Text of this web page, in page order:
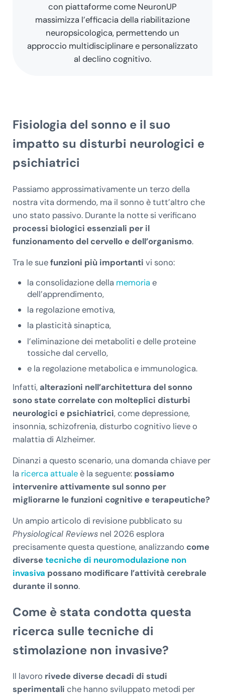
con piattaforme come NeuronUP
massimizza l’efficacia della riabilitazione
neuropsicologica, permettendo un
approccio multidisciplinare e personalizzato
al declino cognitivo.
Fisiologia del sonno e il suo
impatto su disturbi neurologici e
psichiatrici
Passiamo approssimativamente un terzo della
nostra vita dormendo, ma il sonno è tutt’altro che
uno stato passivo. Durante la notte si verificano
processi biologici essenziali per il
funzionamento del cervello e dell’organismo.
Tra le suefunzioni più importanti vi sono:
la consolidazione della memoria e
dell’apprendimento,
la regolazione emotiva,
la plasticità sinaptica,
l’eliminazione dei metaboliti e delle proteine
tossiche dal cervello,
e la regolazione metabolica e immunologica.
Infatti, alterazioni nell’architettura del sonno
sono state correlate con molteplici disturbi
neurologici e psichiatrici, come depressione,
insonnia, schizofrenia, disturbo cognitivo lieve o
malattia di Alzheimer.
Dinanzi a questo scenario, una domanda chiave per
la ricerca attualeè la seguente: possiamo
intervenire attivamente sul sonno per
migliorarne le funzioni cognitive e terapeutiche?
Un ampio articolo di revisione pubblicato su
Physiological Reviewsnel 2026 esplora
precisamente questa questione, analizzando come
diversetecniche di neuromodulazione non
invasiva possano modificare l’attività cerebrale
durante il sonno.
Come è stata condotta questa
ricerca sulle tecniche di
stimolazione non invasive?
Il lavoro rivede diverse decadi di studi
sperimentali che hanno sviluppato metodi per